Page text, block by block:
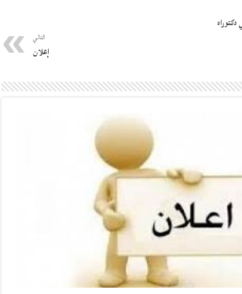
التالي
إعلان